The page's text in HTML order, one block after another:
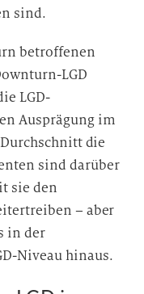
sind.
betroffenen
LGD
LGD-
Ausprägung im
die
sind darüber
sie den
– aber
in der
Niveau hinaus.